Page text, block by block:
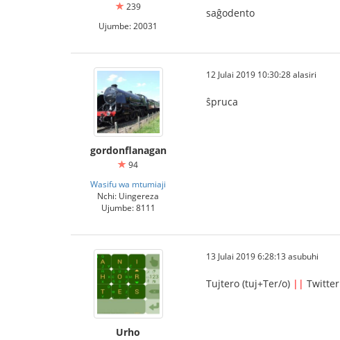
239
Ujumbe: 20031
saĝodento
gordonflanagan
94
Wasifu wa mtumiaji
Nchi: Uingereza
Ujumbe: 8111
12 Julai 2019 10:30:28 alasiri
ŝpruca
Urho
13 Julai 2019 6:28:13 asubuhi
Tujtero (tuj+Ter/o) || Twitter